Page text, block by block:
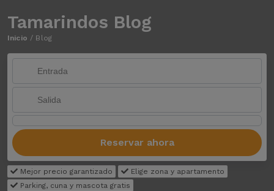
Tamarindos Blog
Inicio / Blog
Reservar ahora
Mejor precio garantizado
Elige zona y apartamento
Parking, cuna y mascota gratis